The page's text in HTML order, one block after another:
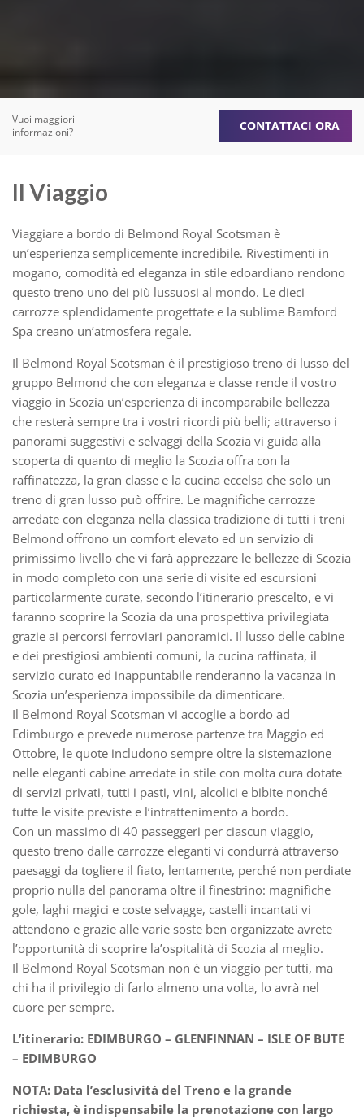
Vuoi maggiori
informazioni?
CONTATTACI ORA
Il Viaggio
Viaggiare a bordo di Belmond Royal Scotsman è
un’esperienza semplicemente incredibile. Rivestimenti in
mogano, comodità ed eleganza in stile edoardiano rendono
questo treno uno dei più lussuosi al mondo. Le dieci
carrozze splendidamente progettate e la sublime Bamford
Spa creano un’atmosfera regale.
Il Belmond Royal Scotsman è il prestigioso treno di lusso del
gruppo Belmond che con eleganza e classe rende il vostro
viaggio in Scozia un’esperienza di incomparabile bellezza
che resterà sempre tra i vostri ricordi più belli; attraverso i
panorami suggestivi e selvaggi della Scozia vi guida alla
scoperta di quanto di meglio la Scozia offra con la
raffinatezza, la gran classe e la cucina eccelsa che solo un
treno di gran lusso può offrire. Le magnifiche carrozze
arredate con eleganza nella classica tradizione di tutti i treni
Belmond offrono un comfort elevato ed un servizio di
primissimo livello che vi farà apprezzare le bellezze di Scozia
in modo completo con una serie di visite ed escursioni
particolarmente curate, secondo l’itinerario prescelto, e vi
faranno scoprire la Scozia da una prospettiva privilegiata
grazie ai percorsi ferroviari panoramici. Il lusso delle cabine
e dei prestigiosi ambienti comuni, la cucina raffinata, il
servizio curato ed inappuntabile renderanno la vacanza in
Scozia un’esperienza impossibile da dimenticare.
Il Belmond Royal Scotsman vi accoglie a bordo ad
Edimburgo e prevede numerose partenze tra Maggio ed
Ottobre, le quote includono sempre oltre la sistemazione
nelle eleganti cabine arredate in stile con molta cura dotate
di servizi privati, tutti i pasti, vini, alcolici e bibite nonché
tutte le visite previste e l’intrattenimento a bordo.
Con un massimo di 40 passeggeri per ciascun viaggio,
questo treno dalle carrozze eleganti vi condurrà attraverso
paesaggi da togliere il fiato, lentamente, perché non perdiate
proprio nulla del panorama oltre il finestrino: magnifiche
gole, laghi magici e coste selvagge, castelli incantati vi
attendono e grazie alle varie soste ben organizzate avrete
l’opportunità di scoprire la’ospitalità di Scozia al meglio.
Il Belmond Royal Scotsman non è un viaggio per tutti, ma
chi ha il privilegio di farlo almeno una volta, lo avrà nel
cuore per sempre.
L’itinerario: EDIMBURGO – GLENFINNAN – ISLE OF BUTE
– EDIMBURGO
NOTA: Data l’esclusività del Treno e la grande
richiesta, è indispensabile la prenotazione con largo